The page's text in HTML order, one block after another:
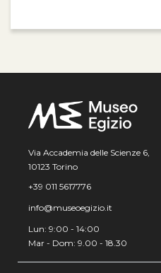
Via Accademia delle Scienze 6,
10123 Torino
+39 011 5617776
info@museoegizio.it
Lun: 9:00 - 14:00
Mar - Dom: 9.00 - 18.30